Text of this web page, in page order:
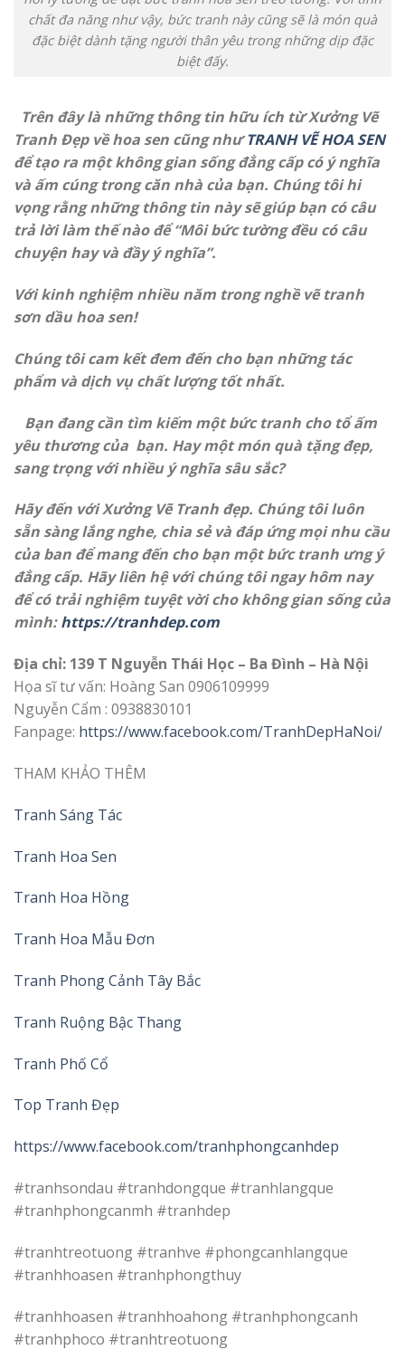
chất đa năng như vậy, bức tranh này cũng sẽ là món quà
đặc biệt dành tặng người thân yêu trong những dịp đặc
biệt đấy.
Trên đây là những thông tin hữu ích từ Xưởng Vẽ
Tranh Đẹp về hoa sen cũng như TRANH VẼ HOA SEN
để tạo ra một không gian sống đẳng cấp có ý nghĩa
và ấm cúng trong căn nhà của bạn. Chúng tôi hi
vọng rằng những thông tin này sẽ giúp bạn có câu
trả lời làm thế nào để “Môi bức tường đều có câu
chuyện hay và đầy ý nghĩa”.
Với kinh nghiệm nhiều năm trong nghề vẽ tranh
sơn dầu hoa sen!
Chúng tôi cam kết đem đến cho bạn những tác
phẩm và dịch vụ chất lượng tốt nhất.
Bạn đang cần tìm kiếm một bức tranh cho tổ ấm
yêu thương của bạn. Hay một món quà tặng đẹp,
sang trọng với nhiều ý nghĩa sâu sắc?
Hãy đến với Xưởng Vẽ Tranh đẹp. Chúng tôi luôn
sẵn sàng lắng nghe, chia sẻ và đáp ứng mọi nhu cầu
của ban để mang đến cho bạn một bức tranh ưng ý
đẳng cấp. Hãy liên hệ với chúng tôi ngay hôm nay
để có trải nghiệm tuyệt vời cho không gian sống của
mình:https://tranhdep.com
Địa chỉ: 139 T Nguyễn Thái Học – Ba Đình – Hà Nội
Họa sĩ tư vấn: Hoàng San 0906109999
Nguyễn Cẩm : 0938830101
Fanpage: https://www.facebook.com/TranhDepHaNoi/
THAM KHẢO THÊM
Tranh Sáng Tác
Tranh Hoa Sen
Tranh Hoa Hồng
Tranh Hoa Mẫu Đơn
Tranh Phong Cảnh Tây Bắc
Tranh Ruộng Bậc Thang
Tranh Phố Cổ
Top Tranh Đẹp
https://www.facebook.com/tranhphongcanhdep
#tranhsondau #tranhdongque #tranhlangque
#tranhphongcanmh #tranhdep
#tranhtreotuong #tranhve #phongcanhlangque
#tranhhoasen #tranhphongthuy
#tranhhoasen #tranhhoahong #tranhphongcanh
#tranhphoco #tranhtreotuong